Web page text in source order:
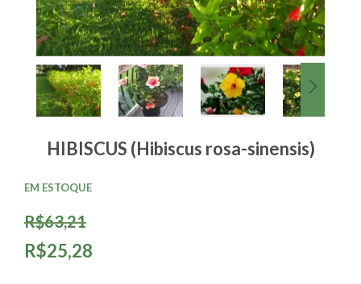
HIBISCUS (Hibiscus rosa-sinensis)
R$63,21
R$25,28
EM ESTOQUE